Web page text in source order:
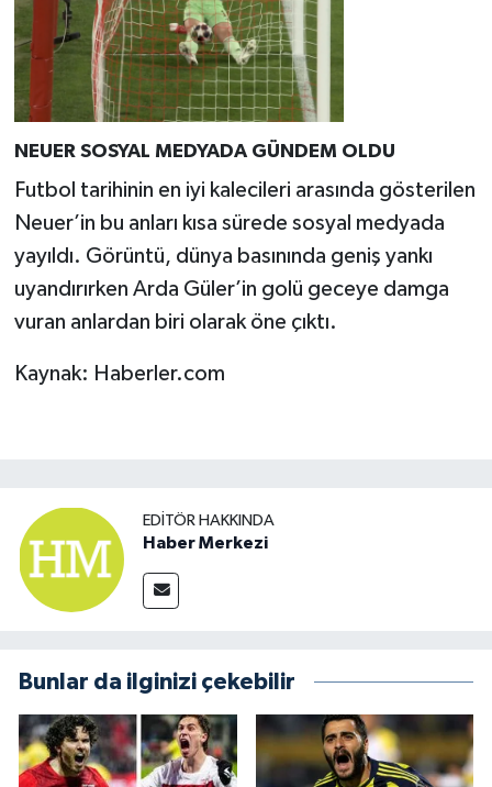
NEUER SOSYAL MEDYADA GÜNDEM OLDU
Futbol tarihinin en iyi kalecileri arasında gösterilen
Neuer’in bu anları kısa sürede sosyal medyada
yayıldı. Görüntü, dünya basınında geniş yankı
uyandırırken Arda Güler’in golü geceye damga
vuran anlardan biri olarak öne çıktı.
Kaynak: Haberler.com
EDITÖR HAKKINDA
Haber Merkezi
Bunlar da ilginizi çekebilir